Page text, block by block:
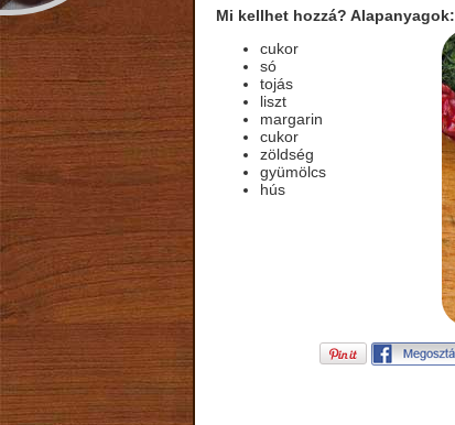
Mi kellhet hozzá? Alapanyagok:
cukor
só
tojás
liszt
margarin
cukor
zöldség
gyümölcs
hús